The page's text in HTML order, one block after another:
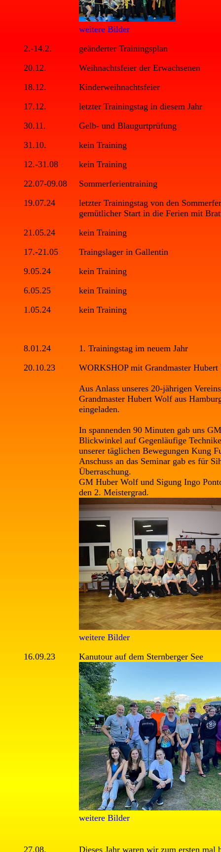
weitere Bilder
2.-14.2.
geänderter Trainingsplan
20.12.
Weihnachtsfeier der Erwachsenen
18.12.
Kinderweihnachtsfeier
17.12.
letzter Trainingstag in diesem Jahr
30.11.
Gelb- und Blaugurtprüfung
31.10.
kein Training
12.-31.08
kein Training
22.07-09.08
Sommerferientraining
19.07.24
letzter Trainingstag von den
gemütlicher Start in die Ferien mit
21.05.24
kein Training
17.-21.05
Traingslager in Gallentin
9.05.24
kein Training
6.05.25
kein Training
1.05.24
kein Training
8.01.24
1. Trainingstag im neuem Jahr
20.10.23
WORKSHOP mit Grandmaster
Aus Anlass unseres 20-jährigen
Grandmaster Hubert Wolf aus
eingeladen.
In spannenden 90 Minuten gab uns
Blickwinkel auf Gegenläufige
unserer täglichen Bewegungen Kung
Anschuss an das Seminar gab es für
Überraschung.
GM Huber Wolf und Sigung Ingo
den 2. Meistergrad.
weitere Bilder
16.09.23
Kanutour auf dem Sternberger See
weitere Bilder
27.08. Dieses Jahr waren wir zum ersten